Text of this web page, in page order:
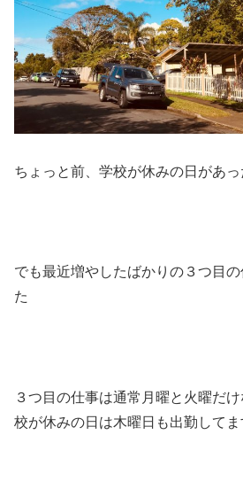
ちょっと前、学校が休みの日があ
でも最近増やしたばかりの３つ目
た
３つ目の仕事は通常月曜と火曜だ
校が休みの日は木曜日も出勤してま